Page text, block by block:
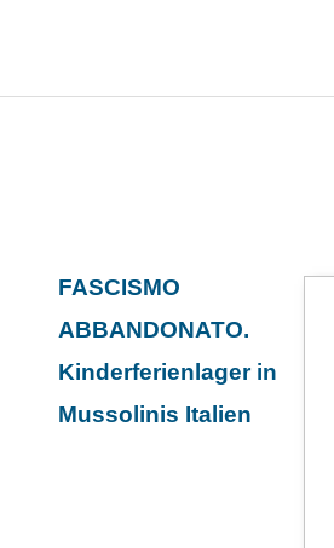
FASCISMO
ABBANDONATO.
Kinderferienlager in
Mussolinis Italien